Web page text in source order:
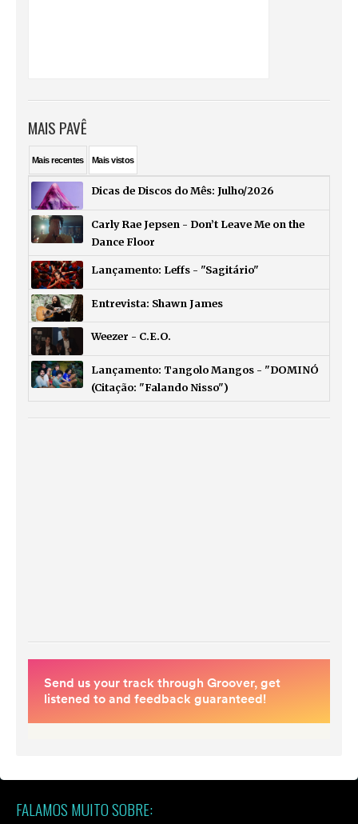
MAIS PAVÊ
Maisrecentes Maisvistos
Dicas de Discos do Mês: Julho/2026
Carly Rae Jepsen - Don’t Leave Me on the
Dance Floor
Lançamento: Leffs - "Sagitário"
Entrevista: Shawn James
Weezer - C.E.O.
Lançamento: Tangolo Mangos - "DOMINÓ
(Citação: "Falando Nisso")
FALAMOS MUITO SOBRE: